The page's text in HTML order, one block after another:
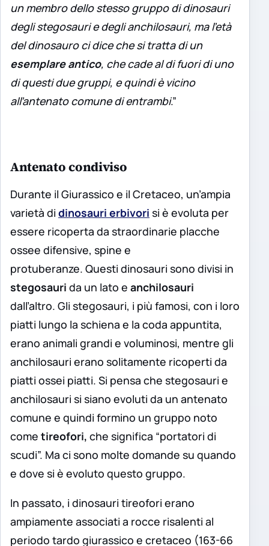
un membro dello stesso gruppo di dinosauri
degli stegosauri e degli anchilosauri, ma l’età
del dinosauro ci dice che si tratta di un
esemplare antico, che cade al di fuori di uno
di questi due gruppi, e quindi è vicino
all’antenato comune di entrambi.”
Antenato condiviso
Durante il Giurassico e il Cretaceo, un’ampia
varietà di dinosauri erbivori si è evoluta per
essere ricoperta da straordinarie placche
ossee difensive, spine e
protuberanze. Questi dinosauri sono divisi in
stegosauri da un lato e anchilosauri
dall’altro. Gli stegosauri, i più famosi, con i loro
piatti lungo la schiena e la coda appuntita,
erano animali grandi e voluminosi, mentre gli
anchilosauri erano solitamente ricoperti da
piatti ossei piatti. Si pensa che stegosauri e
anchilosauri si siano evoluti da un antenato
comune e quindi formino un gruppo noto
come tireofori, che significa “portatori di
scudi”. Ma ci sono molte domande su quando
e dove si è evoluto questo gruppo.
In passato, i dinosauri tireofori erano
ampiamente associati a rocce risalenti al
periodo tardo giurassico e cretaceo (163-66